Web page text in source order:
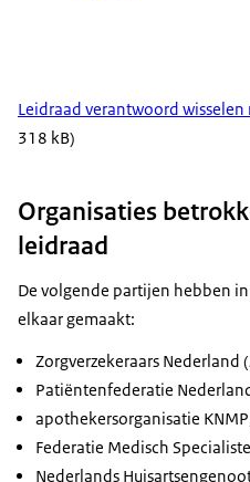
Leidraad verantwoord
318 kB)
Organisaties
leidraad
De volgende partijen hebben
elkaar gemaakt:
Zorgverzekeraars Nederland
Patiëntenfederatie
apothekersorganisatie
Federatie Medisch
Nederlands